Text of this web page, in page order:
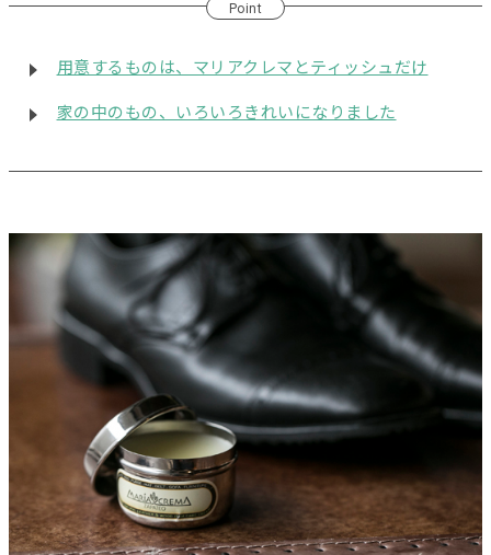
Point
用意するものは、マリアクレマとティッシュだけ
家の中のもの、いろいろきれいになりました